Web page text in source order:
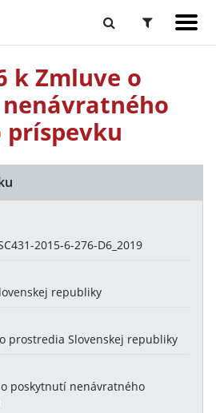
k Zmluve o
2015-6-276-D6_2019
republiky
prostredia Slovenskej republiky
poskytnutí nenávratného